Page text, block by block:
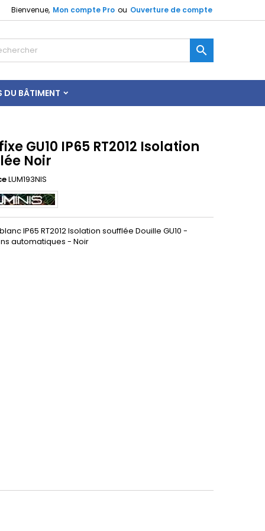
Bienvenue, Mon compte Pro ou Ouverture de compte

DU BÂTIMENT
GU10 IP65 RT2012 Isolation
Noir
LUM193NIS
IP65 RT2012 Isolation soufflée Douille GU10 -
automatiques - Noir